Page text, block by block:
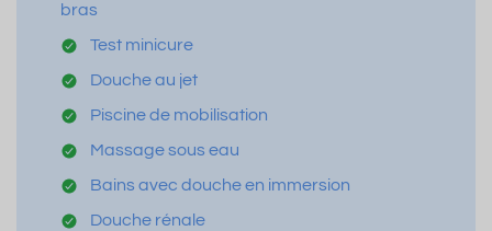
bras
Test minicure
Douche au jet
Piscine de mobilisation
Massage sous eau
Bains avec douche en immersion
Douche rénale